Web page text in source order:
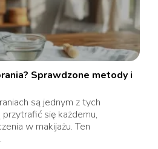
Sprawdzone metody i
są jednym z tych
się każdemu,
w makijażu. Ten